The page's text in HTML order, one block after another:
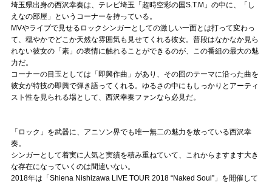
埼玉県出身の西沢幸奏は、テレビ埼玉「超時空彩の国S.T.M」の中に、「し
えなの部屋」というコーナーを持っている。
MVやライブで見せるロックシンガーとしての激しい一面とは打って変わっ
て、穏やかでどこか天然な雰囲気も見せてくれる彼女。普段はなかなか見ら
れない彼女の「素」の表情に触れることができるのが、この番組の最大の魅
力だ。
コーナーの目玉としては「即興作曲」があり、その回のテーマに沿った曲を
彼女が特技の即興で弾き語ってくれる。ゆるさの中にもしっかりとアーティ
スト性を見られる場として、西沢幸奏ファンなら必見だ。
「ロック」を武器に、アニソン界でも唯一無二の魅力を放っている西沢幸
奏。
シンガーとして着実に人気と実績を積み重ねていて、これからますます大き
な存在になっていくのは間違いない。
2018年は「Shiena Nishizawa LIVE TOUR 2018 “Naked Soul”」を開催して